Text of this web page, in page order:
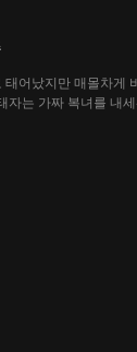
어났지만 매몰차
자는 가짜 복녀를 내